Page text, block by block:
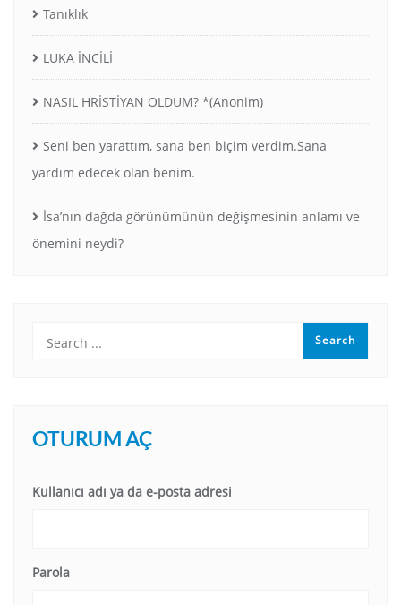
Tanıklık
LUKA İNCİLİ
NASIL HRİSTİYAN OLDUM? *(Anonim)
Seni ben yarattım, sana ben biçim verdim.Sana
yardım edecek olan benim.
İsa’nın dağda görünümünün değişmesinin anlamı ve
önemini neydi?
OTURUM AÇ
Kullanıcı adı ya da e-posta adresi
Parola